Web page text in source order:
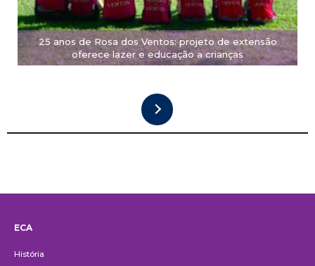
25 anos de Rosa dos Ventos: projeto de extensão
oferece lazer e educação a crianças
ECA
História